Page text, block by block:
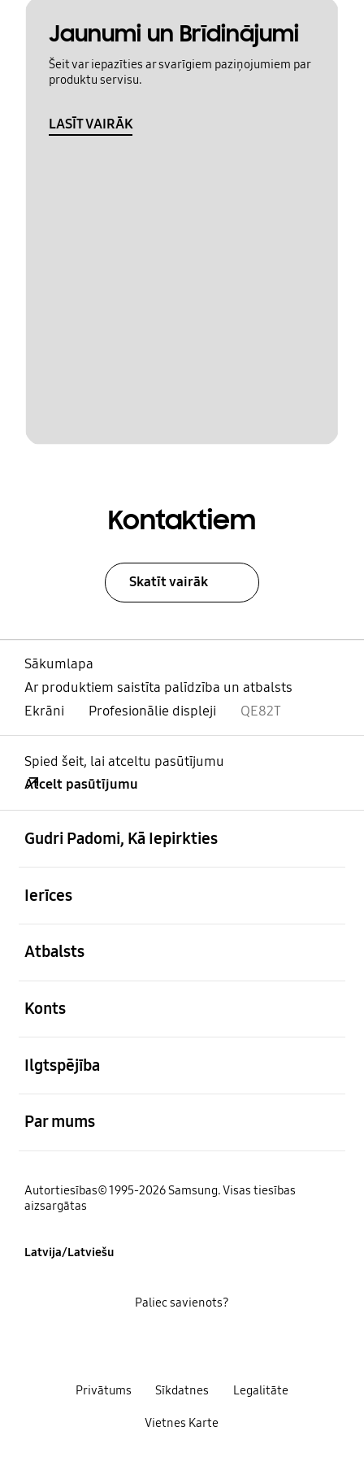
Jaunumi un Brīdinājumi
Šeit var iepazīties ar svarīgiem paziņojumiem par
produktu servisu.
LASĪT VAIRĀK
Kontaktiem
Skatīt vairāk
Sākumlapa
Ar produktiem saistīta palīdzība un atbalsts
Ekrāni
Profesionālie displeji QE82T
Spied šeit, lai atceltu pasūtījumu
Atcelt pasūtījumu
Gudri Padomi, Kā Iepirkties
Ierīces
Atbalsts
Konts
Ilgtspējība
Par mums
Autortiesības© 1995-2026 Samsung. Visas tiesības
aizsargātas
Latvija/Latviešu
Privātums Sīkdatnes Legalitāte
Vietnes Karte
Paliec savienots?